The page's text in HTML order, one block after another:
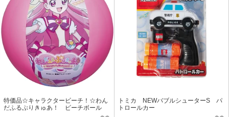
特価品☆キャラクタービーチ！☆わん
だふるぷりきゅあ！ ビーチボール
トミカ NEWバブルシューターS パ
トロールカー